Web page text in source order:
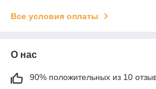
Все условия оплаты
О нас
90% положительных из 10